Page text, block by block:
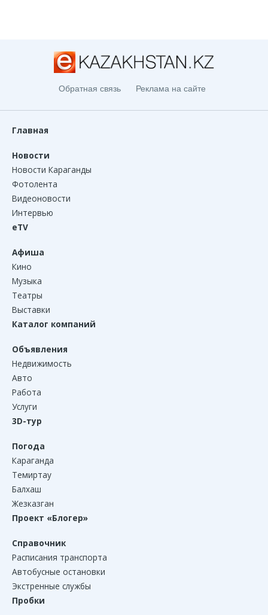
Обратная связь Реклама на сайте
Главная
Новости
Новости Караганды
Фотолента
Видеоновости
Интервью
eTV
Афиша
Кино
Музыка
Театры
Выставки
Каталог компаний
Объявления
Недвижимость
Авто
Работа
Услуги
3D-тур
Погода
Караганда
Темиртау
Балхаш
Жезказган
Проект «Блогер»
Справочник
Расписания транспорта
Автобусные остановки
Экстренные службы
Пробки